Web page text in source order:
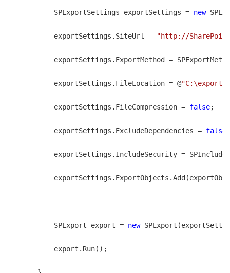
        SPExportSettings exportSettings =
new
        exportSettings.SiteUrl =
"http://
        exportSettings.FileLocation = @
"C:\export"
        exportSettings.FileCompression =
false
        exportSettings.ExcludeDependencies =
false
        SPExport export =
new